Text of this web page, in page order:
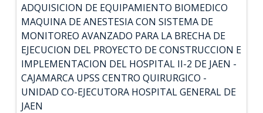
ADQUISICION DE EQUIPAMIENTO BIOMEDICO
MAQUINA DE ANESTESIA CON SISTEMA DE
MONITOREO AVANZADO PARA LA BRECHA DE
EJECUCION DEL PROYECTO DE CONSTRUCCION E
IMPLEMENTACION DEL HOSPITAL II-2 DE JAEN -
CAJAMARCA UPSS CENTRO QUIRURGICO -
UNIDAD CO-EJECUTORA HOSPITAL GENERAL DE
JAEN